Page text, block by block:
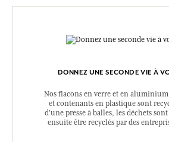
DONNEZ UNE SECONDE VIE À
Nos flacons en verre et en
et contenants en plastique sont
d’une presse à balles, les déchets
ensuite être recyclés par des